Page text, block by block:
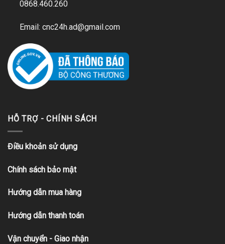
0868.460.260
Email: cnc24h.ad@gmail.com
HỖ TRỢ - CHÍNH SÁCH
Điều khoản sử dụng
Chính sách bảo mật
Hướng dẫn mua hàng
Hướng dẫn thanh toán
Vận chuyển - Giao nhận